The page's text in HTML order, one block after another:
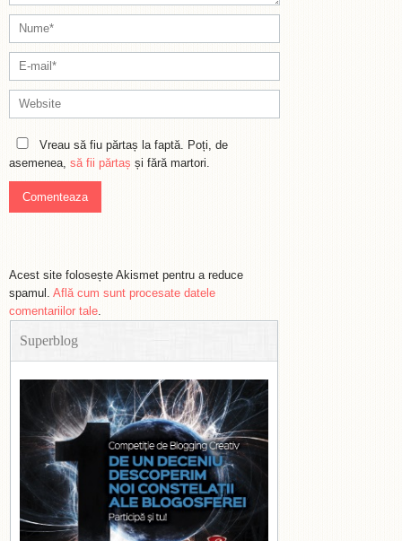
Vreau să fiu părtaș la faptă. Poți, de
asemenea, să fii părtaș și fără martori.
Acest site folosește Akismet pentru a reduce
spamul. Află cum sunt procesate datele
comentariilor tale.
Superblog